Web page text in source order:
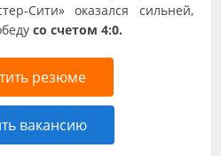
Сити» оказался сильней,
со счетом 4:0.
резюме
вакансию